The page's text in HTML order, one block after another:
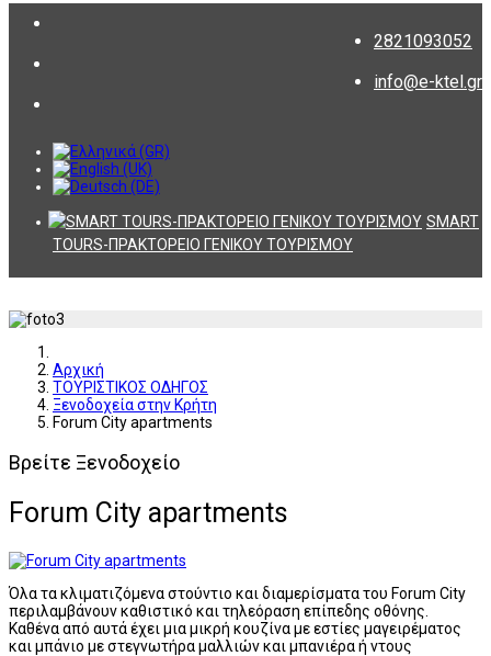
2821093052
info@e-ktel.gr
SMART
TOURS-ΠΡΑΚΤΟΡΕΙΟ ΓΕΝΙΚΟΥ ΤΟΥΡΙΣΜΟΥ
Αρχική
ΤΟΥΡΙΣΤΙΚΟΣ ΟΔΗΓΟΣ
Ξενοδοχεία στην Κρήτη
Forum City apartments
Βρείτε Ξενοδοχείο
Forum City apartments
Όλα τα κλιματιζόμενα στούντιο και διαμερίσματα του Forum City
περιλαμβάνουν καθιστικό και τηλεόραση επίπεδης οθόνης.
Καθένα από αυτά έχει μια μικρή κουζίνα με εστίες μαγειρέματος
και μπάνιο με στεγνωτήρα μαλλιών και μπανιέρα ή ντους